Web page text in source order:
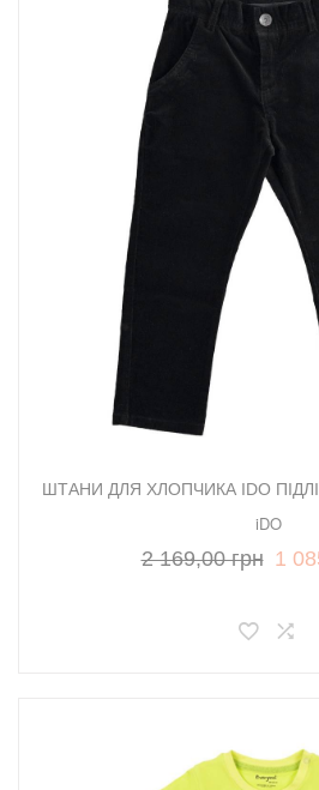
ШТАНИ ДЛЯ ХЛОПЧИКА IDO
iDO
2 169,00 грн 1